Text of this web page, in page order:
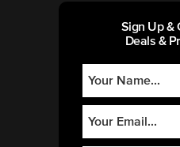
Sign Up &
Deals &